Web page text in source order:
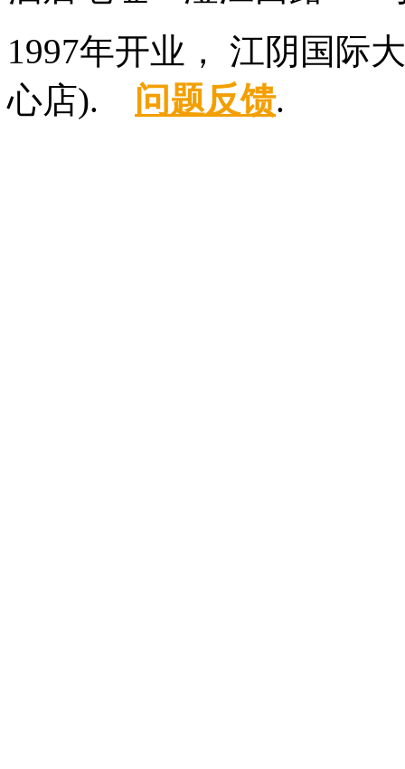
1997年开业， 江阴国际
心店). 问题反馈.